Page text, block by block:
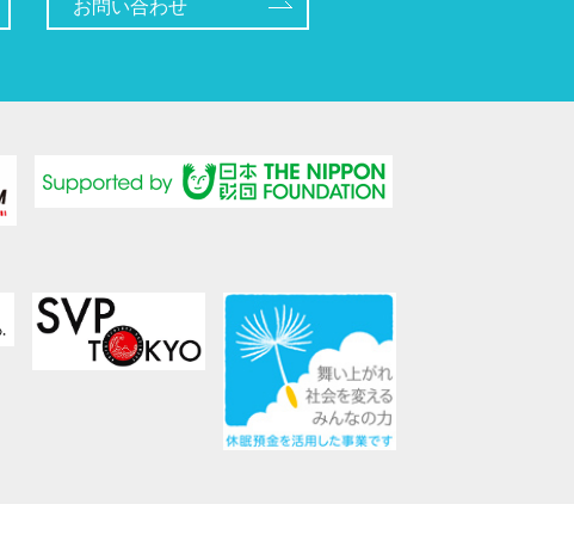
お問い合わせ